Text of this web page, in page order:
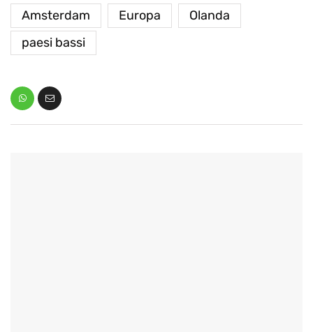
Amsterdam Europa
Olanda
paesi bassi